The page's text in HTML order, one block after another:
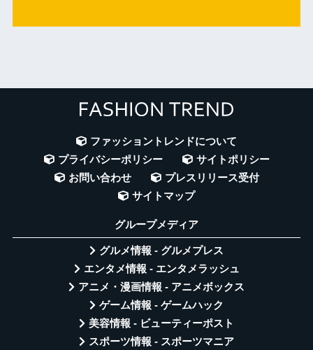
ファッショントレンドについて
プライバシーポリシー
サイトポリシー
お問い合わせ
プレスリリース受付
サイトマップ
グループメディア
グルメ情報 - グルメプレス
エンタメ情報 - エンタメラッシュ
アニメ・漫画情報 - アニメボックス
ゲーム情報 - ゲームハック
美容情報 - ビューティーポスト
スポーツ情報 - スポーツマニア